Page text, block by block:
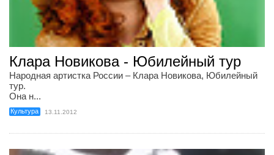
Клара Новикова - Юбилейный тур
Народная артистка России – Клара Новикова, Юбилейный
тур.
Она н...
Культура 13.11.2012